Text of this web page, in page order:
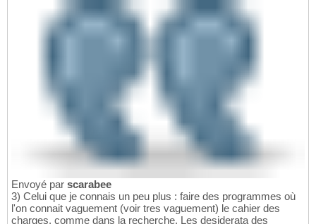
Envoyé par scarabee
3) Celui que je connais un peu plus : faire des programmes où
l'on connait vaguement (voir tres vaguement) le cahier des
charges, comme dans la recherche. Les desiderata des